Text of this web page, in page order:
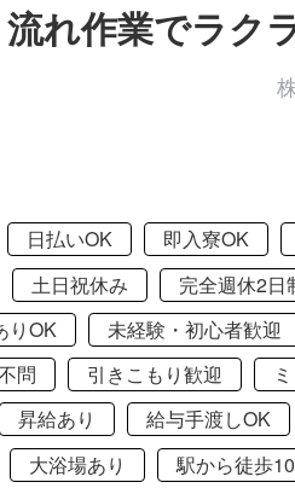
れ作業でラク
日払いOK 即入寮OK
土日祝休み 完全週休2日
りOK
未経験・初心者歓迎
問 引きこもり歓迎
昇給あり 給与手渡しOK
大浴場あり
駅から徒歩